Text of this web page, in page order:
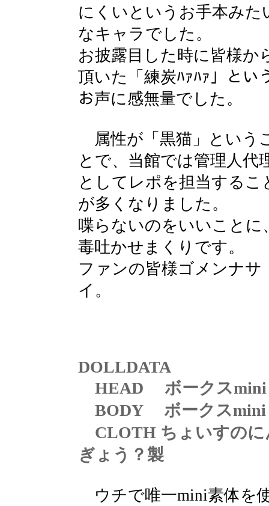
にくいというお手本みた
なキャラでした。
お披露目した時に皆様か
頂いた「練炭ﾊｧﾊｧ」とい
お声に感無量でした。
属性が「黒猫」という
とで、当館では管理人代
としてレポを担当するこ
が多くなりました。
喋らないのをいいことに
毒吐かせまくりです。
ファンの皆様ゴメンナサ
イ。
DOLLDATA
HEAD ボークスmini
BODY ボークスmini
CLOTH ちょいすのに
ぎょう？製
ウチで唯一mini素体を